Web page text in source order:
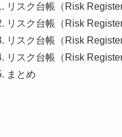
リスク台帳（Risk
リスク台帳（Risk
リスク台帳（Risk
リスク台帳（Risk
まとめ